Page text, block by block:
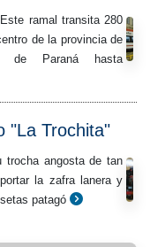
ramal transita 280
de la provincia de
de Paraná hasta
"La Trochita"
trocha angosta de tan
la zafra lanera y
patagó